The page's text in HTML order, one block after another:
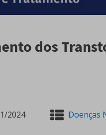
dos
2024 Doenças